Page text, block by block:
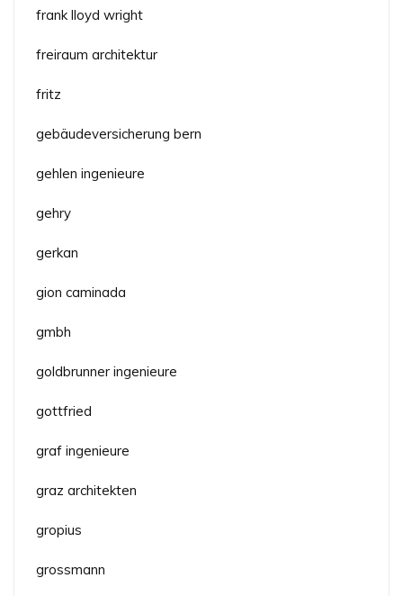
frank lloyd wright
freiraum architektur
fritz
gebäudeversicherung bern
gehlen ingenieure
gehry
gerkan
gion caminada
gmbh
goldbrunner ingenieure
gottfried
graf ingenieure
graz architekten
gropius
grossmann